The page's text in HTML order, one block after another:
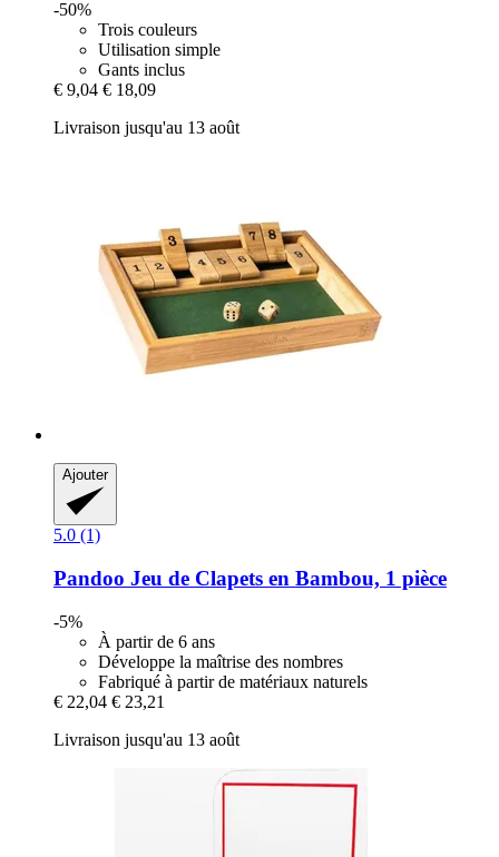
-50%
Trois couleurs
Utilisation simple
Gants inclus
€ 9,04 € 18,09
Livraison jusqu'au 13 août
Ajouter
5.0 (1)
Pandoo Jeu de Clapets en Bambou, 1 pièce
-5%
À partir de 6 ans
Développe la maîtrise des nombres
Fabriqué à partir de matériaux naturels
€ 22,04 € 23,21
Livraison jusqu'au 13 août